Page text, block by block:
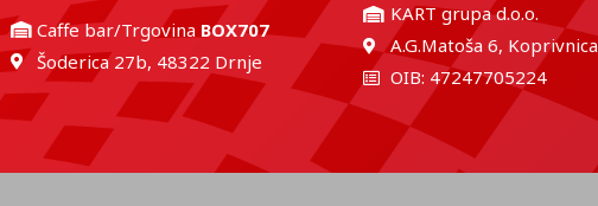
Caffe bar/Trgovina BOX707
Šoderica 27b, 48322 Drnje
KART grupa d.o.o.
A.G.Matoša 6, Koprivnica
OIB: 47247705224